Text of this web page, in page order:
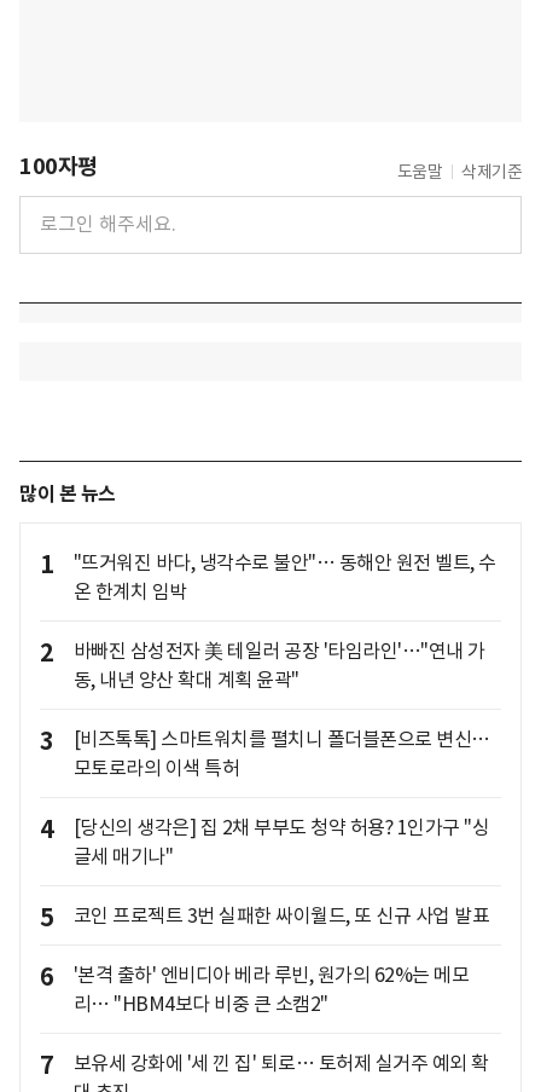
100자평 도움말 삭제기준
많이 본 뉴스
1
"뜨거워진 바다, 냉각수로 불안"… 동해안 원전 벨트, 수
온 한계치 임박
2
바빠진 삼성전자 美 테일러 공장 '타임라인'…"연내 가
동, 내년 양산 확대 계획 윤곽"
3
[비즈톡톡] 스마트워치를 펼치니 폴더블폰으로 변신…
모토로라의 이색 특허
4
[당신의 생각은] 집 2채 부부도 청약 허용? 1인가구 "싱
글세 매기나"
5 코인 프로젝트 3번 실패한 싸이월드, 또 신규 사업 발표
6
'본격 출하' 엔비디아 베라 루빈, 원가의 62%는 메모
리… "HBM4보다 비중 큰 소캠2"
7
보유세 강화에 '세 낀 집' 퇴로… 토허제 실거주 예외 확